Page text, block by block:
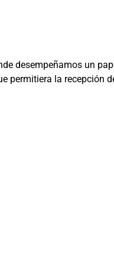
desempeñamos un
permitiera la recepción